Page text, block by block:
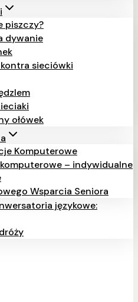
piszczy?
dywanie
sieciówki
ołówek
Komputerowe
– indywidualne
Wsparcia Seniora
językowe: